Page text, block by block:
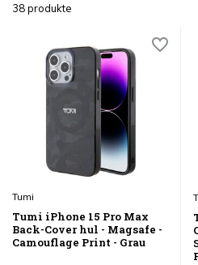
38 produkte
Tumi
Tumi iPhone 15 Pro Max
Back-Cover hul - Magsafe -
Camouflage Print - Grau